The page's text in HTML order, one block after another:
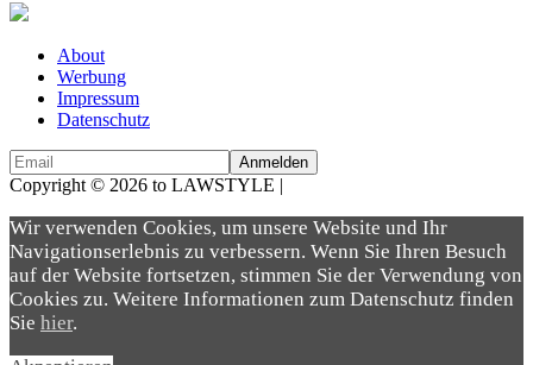
About
Werbung
Impressum
Datenschutz
Copyright © 2026 to LAWSTYLE |
Wir verwenden Cookies, um unsere Website und Ihr
Navigationserlebnis zu verbessern. Wenn Sie Ihren Besuch
auf der Website fortsetzen, stimmen Sie der Verwendung von
Cookies zu. Weitere Informationen zum Datenschutz finden
Sie hier.